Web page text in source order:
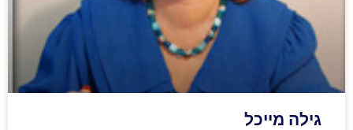
גילה מייכל